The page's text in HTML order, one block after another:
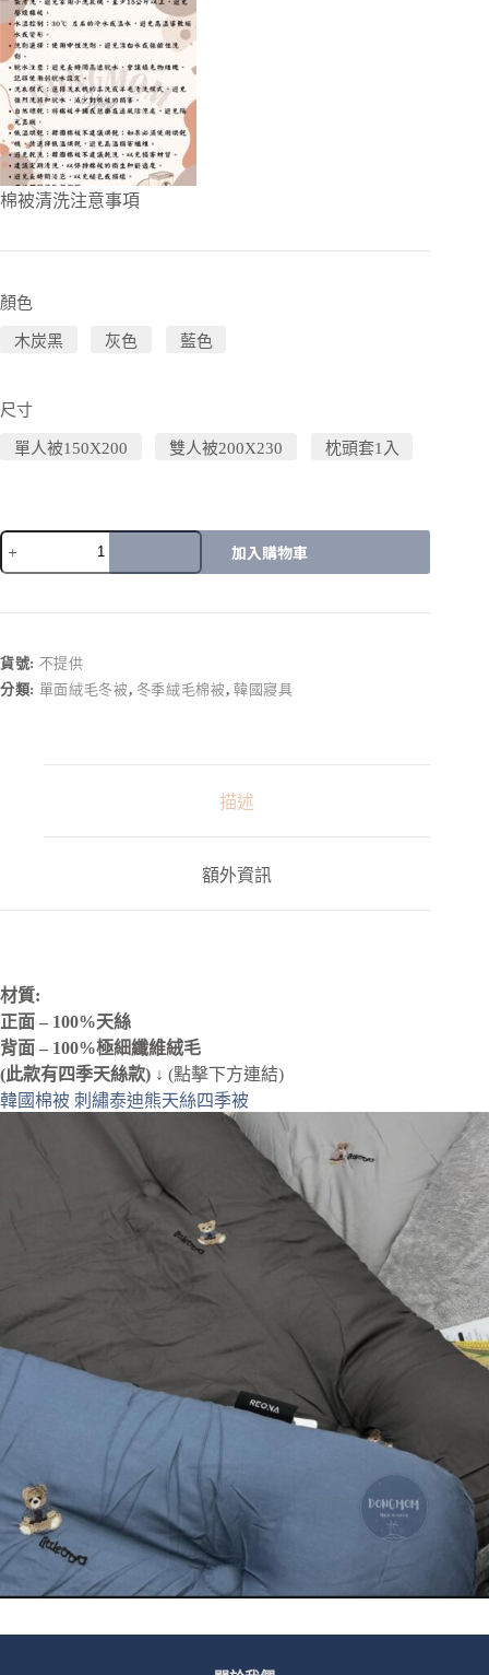
棉被清洗注意事項
顏色
木炭黑 灰色 藍色
尺寸
單人被150X200 雙人被200X230 枕頭套1入
加入購物車
r
n
a
貨號: 不提供
分類: 單面絨毛冬被, 冬季絨毛棉被,韓國寢具
描述
額外資訊
材質:
正面 – 100%天絲
背面 – 100%極細纖維絨毛
(此款有四季天絲款) ↓ (點擊下方連結)
韓國棉被 刺繡泰迪熊天絲四季被